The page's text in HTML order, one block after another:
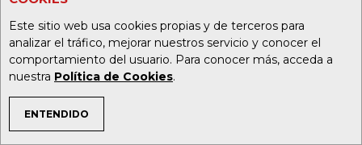
Este sitio web usa cookies propias y de terceros para
analizar el tráfico, mejorar nuestros servicio y conocer el
comportamiento del usuario. Para conocer más, acceda a
nuestra Política de Cookies.
ENTENDIDO
TEMAS DE INTERÉS
para salvaguardar a los productores de
proximidad pero también para ser
coherente con el principio del origen de
sus whiskies. En este caso, un single malt
de imponente carácter ahumado y salino,
que define con precisión la identidad de